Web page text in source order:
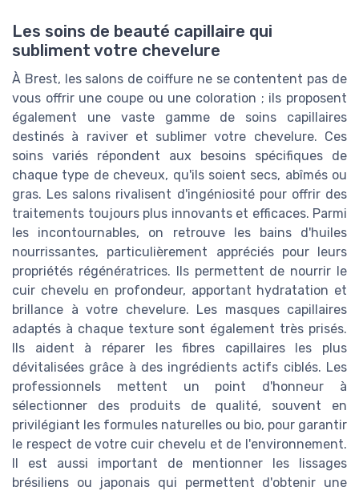
Les soins de beauté capillaire qui
subliment votre chevelure
À Brest, les salons de coiffure ne se contentent pas de
vous offrir une coupe ou une coloration ; ils proposent
également une vaste gamme de soins capillaires
destinés à raviver et sublimer votre chevelure. Ces
soins variés répondent aux besoins spécifiques de
chaque type de cheveux, qu'ils soient secs, abîmés ou
gras. Les salons rivalisent d'ingéniosité pour offrir des
traitements toujours plus innovants et efficaces. Parmi
les incontournables, on retrouve les bains d'huiles
nourrissantes, particulièrement appréciés pour leurs
propriétés régénératrices. Ils permettent de nourrir le
cuir chevelu en profondeur, apportant hydratation et
brillance à votre chevelure. Les masques capillaires
adaptés à chaque texture sont également très prisés.
Ils aident à réparer les fibres capillaires les plus
dévitalisées grâce à des ingrédients actifs ciblés. Les
professionnels mettent un point d'honneur à
sélectionner des produits de qualité, souvent en
privilégiant les formules naturelles ou bio, pour garantir
le respect de votre cuir chevelu et de l'environnement.
Il est aussi important de mentionner les lissages
brésiliens ou japonais qui permettent d'obtenir une